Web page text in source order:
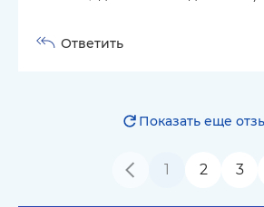
Ответить
Показать еще
1 2 3